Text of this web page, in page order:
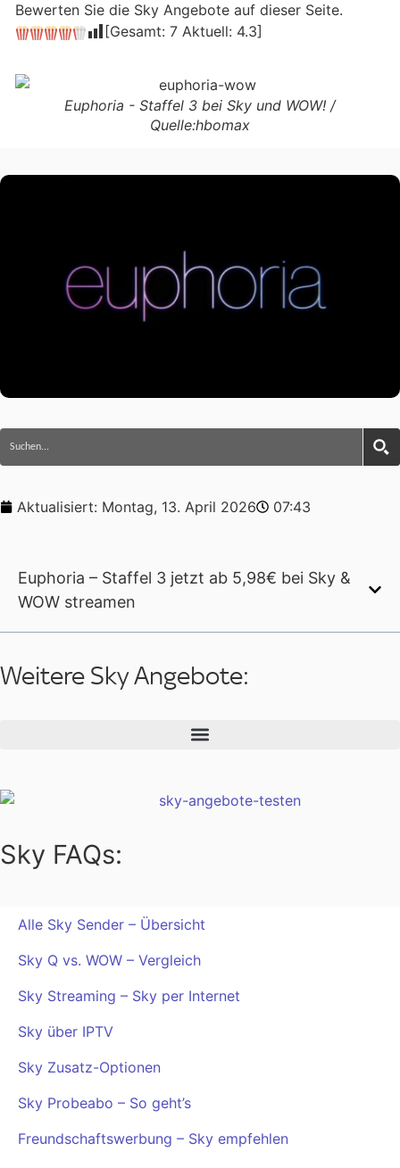
Bewerten Sie die Sky Angebote auf dieser Seite.
[Gesamt: 7 Aktuell: 4.3]
Euphoria - Staffel 3 bei Sky und WOW! /
Quelle:hbomax
Aktualisiert: Montag, 13. April 2026 07:43
Euphoria – Staffel 3 jetzt ab 5,98€ bei Sky &
WOW streamen
Weitere Sky Angebote:
Sky FAQs:
Alle Sky Sender – Übersicht
Sky Q vs. WOW – Vergleich
Sky Streaming – Sky per Internet
Sky über IPTV
Sky Zusatz-Optionen
Sky Probeabo – So geht’s
Freundschaftswerbung – Sky empfehlen